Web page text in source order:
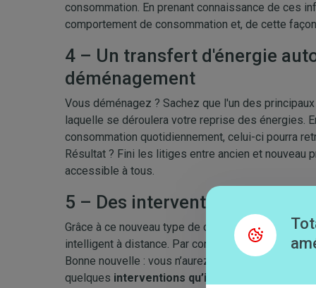
consommation. En prenant connaissance de ces
comportement de consommation et, de cette
4 – Un transfert d'énergie
déménagement
Vous déménagez ? Sachez que l'un des
laquelle se déroulera votre reprise des énergies.
consommation quotidiennement, celui-ci pourra
Résultat ? Fini les litiges entre ancien et nouveau
accessible à tous.
5 – Des interventions plus
Grâce à ce nouveau type de compteur, votre
intelligent à distance. Par conséquent, toutes les
Bonne nouvelle : vous n’aurez plus besoin
quelques interventions qu’il sera possible